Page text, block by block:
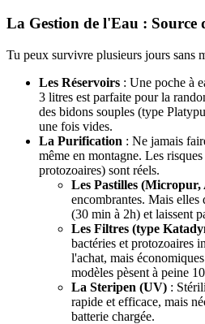
La Gestion de l'Eau : Source
Tu peux survivre plusieurs jours sans
Les Réservoirs : Une poche à
3 litres est parfaite pour la
des bidons souples (type
une fois vides.
La Purification : Ne jamais
même en montagne. Les
protozoaires) sont réels.
Les Pastilles (Micropur,
encombrantes. Mais elles
(30 min à 2h) et laissent
Les Filtres (type
bactéries et protozoaires
l'achat, mais
modèles pèsent à peine
La Steripen (UV) :
rapide et efficace, mais
batterie chargée.